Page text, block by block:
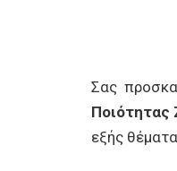
Σας
Ποιότητας
εξής